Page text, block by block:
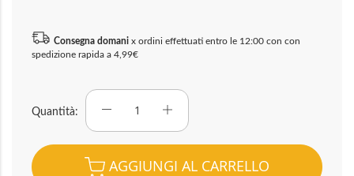
Consegna domani x ordini effettuati entro le 12:00 con con
spedizione rapida a 4,99€
Quantità
AGGIUNGI AL CARRELLO